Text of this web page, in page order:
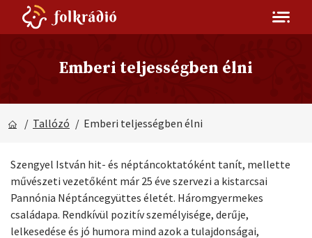
Emberi teljességben élni
/ Tallózó / Emberi teljességben élni
Szengyel István hit- és néptánc­ok­tatóként tanít, mellette
művészeti vezetőként már 25 éve szervezi a kistarcsai
Pannónia Néptáncegyüttes életét. Háromgyermekes
családapa. Rendkívül pozitív személyisége, derűje,
lelkesedése és jó humora mind azok a tulajdonságai,